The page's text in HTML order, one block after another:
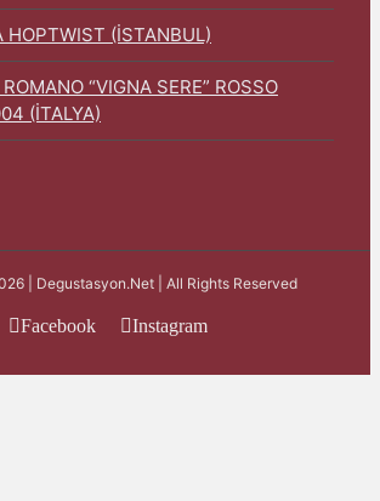
HOPTWIST (İSTANBUL)
“VIGNA SERE” ROSSO
(İTALYA)
| Degustasyon.Net | All Rights Reserved
Facebook Instagram